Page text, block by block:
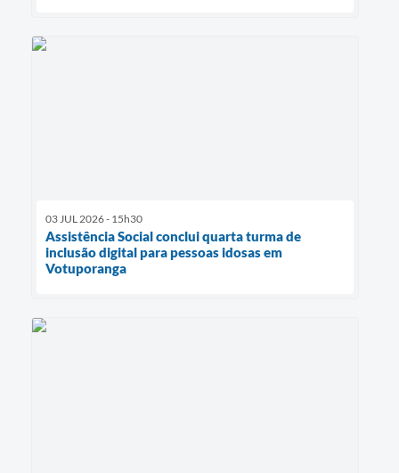
03 JUL 2026 - 15h30
Assistência Social conclui quarta turma de
inclusão digital para pessoas idosas em
Votuporanga